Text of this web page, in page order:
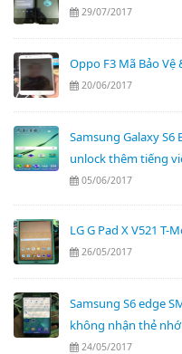
29/07/2017
Oppo F3 Mã Bảo
20/06/2017
Samsung Galaxy S6
unlock thêm tiếng
05/06/2017
LG G Pad X V521 T-
26/05/2017
Samsung S6 edge
không nhận thẻ
24/05/2017